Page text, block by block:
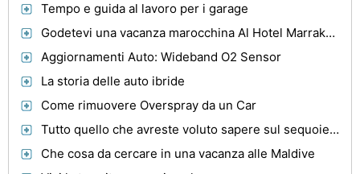
Tempo e guida al lavoro per i garage
Godetevi una vacanza marocchina Al Hotel Marrakech
Aggiornamenti Auto: Wideband O2 Sensor
La storia delle auto ibride
Come rimuovere Overspray da un Car
Tutto quello che avreste voluto sapere sul sequoie giganti
Che cosa da cercare in una vacanza alle Maldive